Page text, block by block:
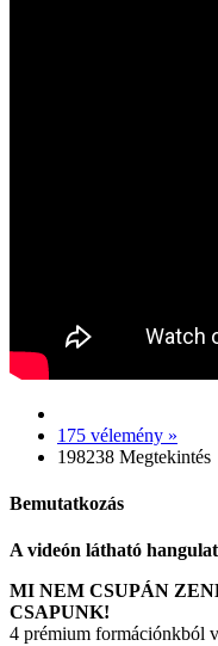
175 vélemény »
198238 Megtekintés
Bemutatkozás
A videón látható
MI NEM CSUPÁN
CSAPUNK!
4 prémium formációnkból